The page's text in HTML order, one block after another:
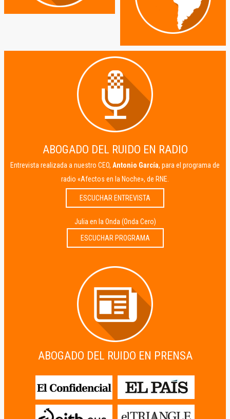
ABOGADO DEL RUIDO EN RADIO
Entrevista realizada a nuestro CEO, Antonio García, para el programa de
radio «Afectos en la Noche», de RNE.
ESCUCHAR ENTREVISTA
Julia en la Onda (Onda Cero)
ESCUCHAR PROGRAMA
ABOGADO DEL RUIDO EN PRENSA